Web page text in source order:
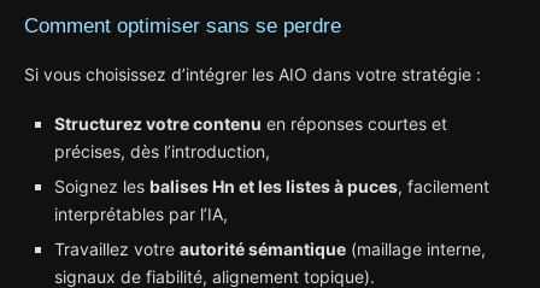
Comment optimiser sans se perdre
Si vous choisissez d’intégrer les AIO dans votre stratégie :
Structurez votre contenu en réponses courtes et
précises, dès l’introduction,
Soignez les balises Hn et les listes à puces, facilement
interprétables par l’IA,
Travaillez votre autorité sémantique (maillage interne,
signaux de fiabilité, alignement topique).